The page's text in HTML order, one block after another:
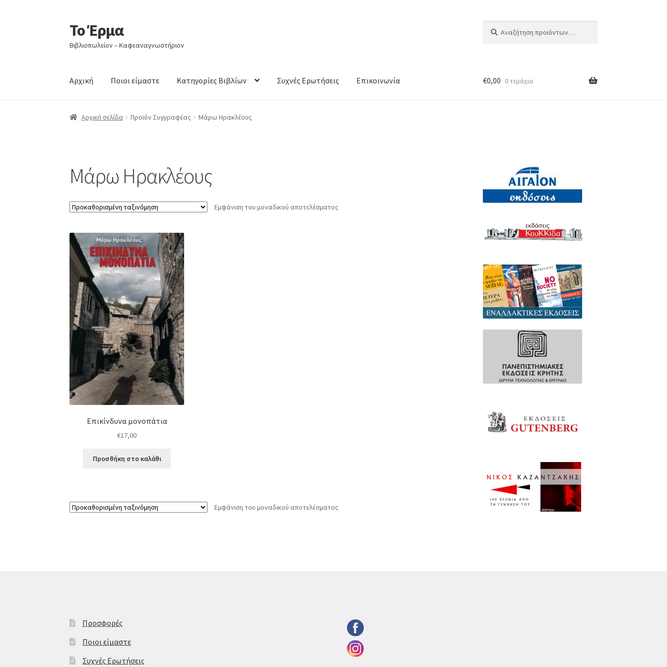
Απευθείας
μετάβαση
στην
Μετάβαση
σε
περιεχόμενο
Το Έρμα
Βιβλιοπωλείον – Καφεαναγνωστήριον
για:
Αρχική Ποιοι είμαστε Κατηγορίες Βιβλίων Συχνές Ερωτήσεις Επικοινωνία €0,00 0 τεμάχια
Αρχική σελίδα Προϊόν Συγγραφέας Μάρω Ηρακλέους
Μάρω Ηρακλέους
Εμφάνιση του μοναδικού αποτελέσματος
Επικίνδυνα μονοπάτια
€17,00
Προσθήκη στο καλάθι
Εμφάνιση του μοναδικού αποτελέσματος
Προσφορές
Ποιοι είμαστε
Συχνές Ερωτήσεις